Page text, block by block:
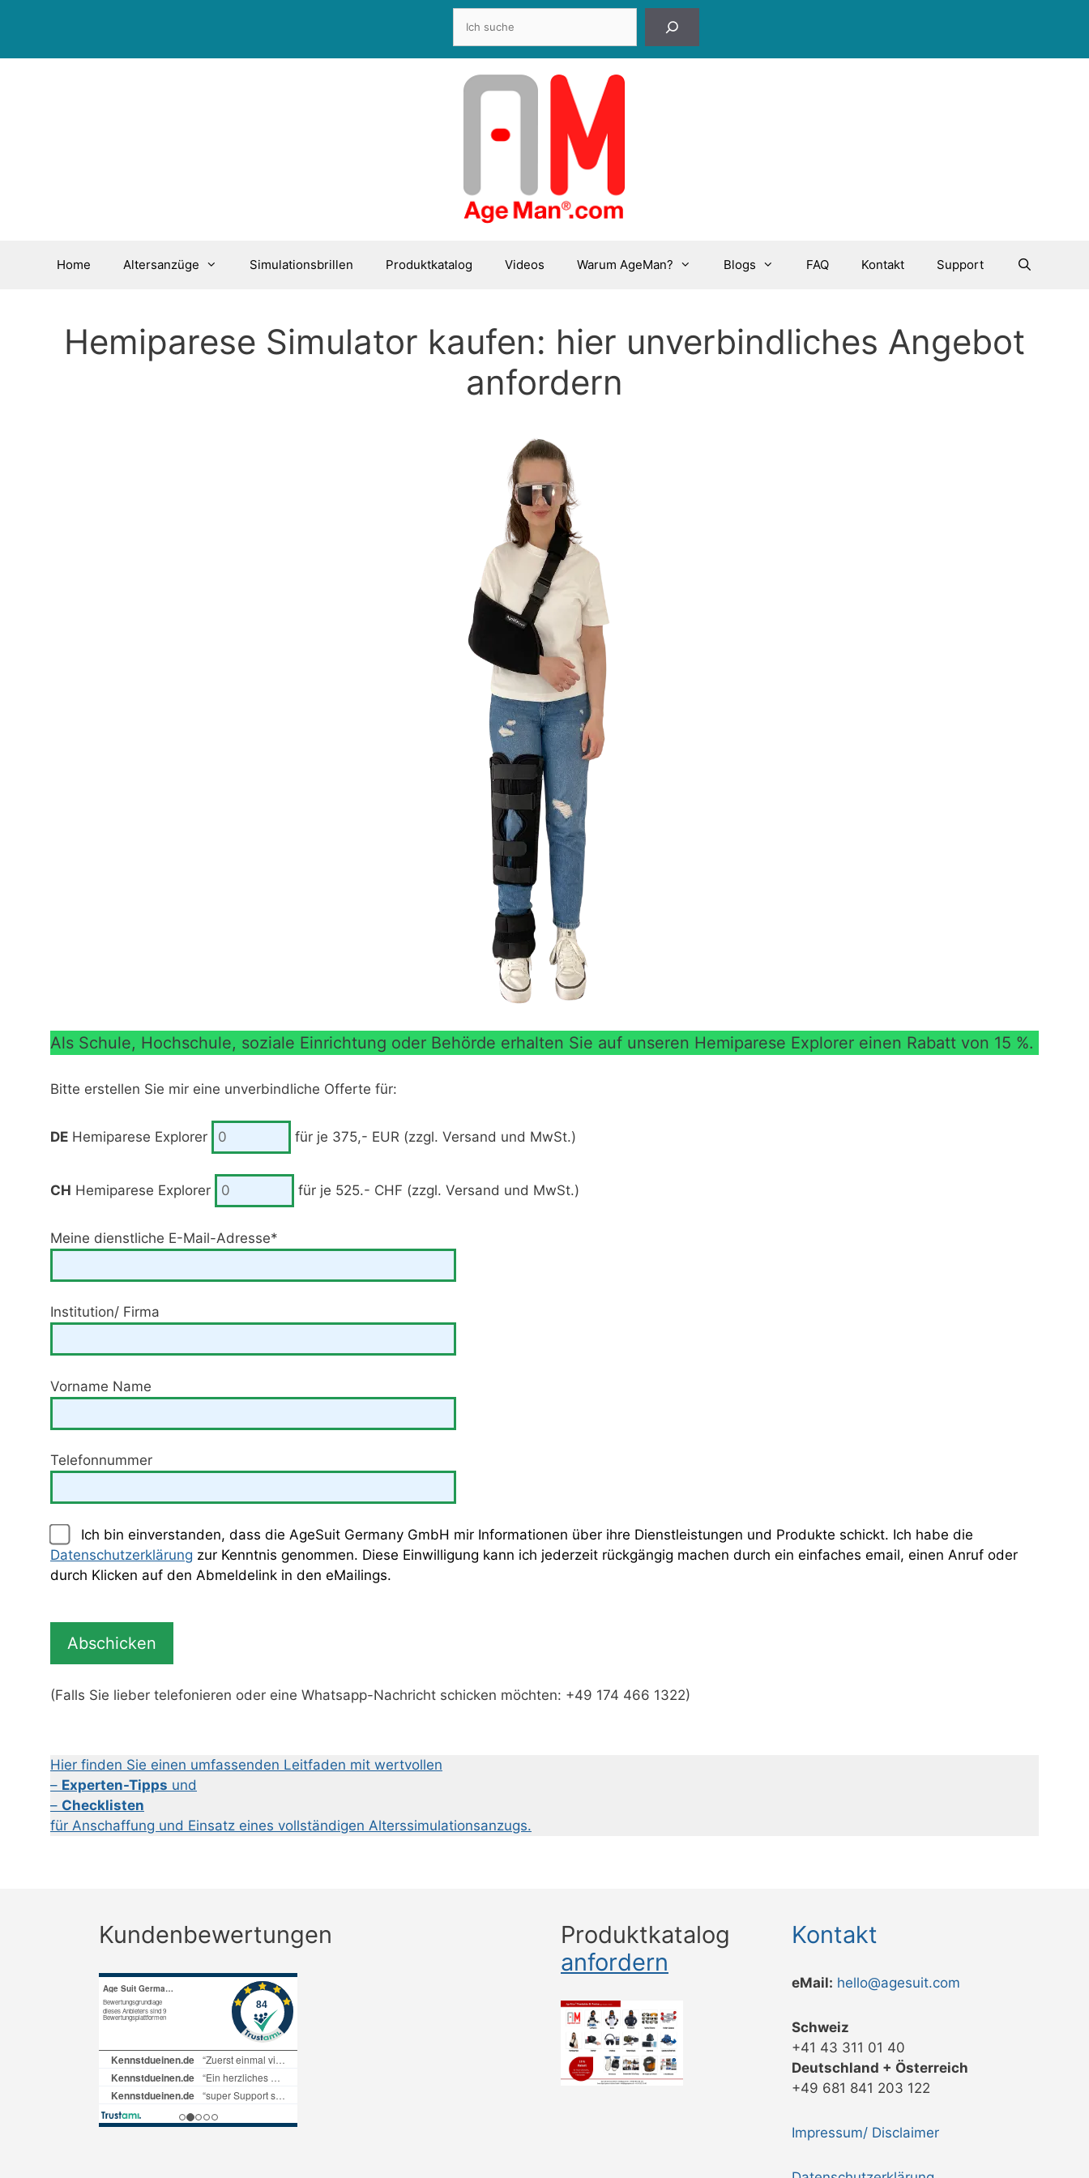
Home Altersanzüge Simulationsbrillen Produktkatalog Videos Warum AgeMan? Blogs FAQ Kontakt Support
Hemiparese Simulator kaufen: hier unverbindliches Angebot
anfordern
Als Schule, Hochschule, soziale Einrichtung oder Behörde erhalten Sie auf unseren Hemiparese Explorer einen Rabatt von 15 %.
Bitte erstellen Sie mir eine unverbindliche Offerte für:
DE Hemiparese Explorer für je 375,- EUR (zzgl. Versand und MwSt.)
CH Hemiparese Explorer für je 525.- CHF (zzgl. Versand und MwSt.)
Meine dienstliche E-Mail-Adresse*
Institution/ Firma
Vorname Name
Telefonnummer
Ich bin einverstanden, dass die AgeSuit Germany GmbH mir Informationen über ihre Dienstleistungen und Produkte schickt. Ich habe die
Datenschutzerklärung zur Kenntnis genommen. Diese Einwilligung kann ich jederzeit rückgängig machen durch ein einfaches email, einen Anruf oder
durch Klicken auf den Abmeldelink in den eMailings.
(Falls Sie lieber telefonieren oder eine Whatsapp-Nachricht schicken möchten: +49 174 466 1322)
Hier finden Sie einen umfassenden Leitfaden mit wertvollen
– Experten-Tipps und
– Checklisten
für Anschaffung und Einsatz eines vollständigen Alterssimulationsanzugs.
Kundenbewertungen
Produktkatalog
anfordern
Kontakt
eMail: hello@agesuit.com
Schweiz
+41 43 311 01 40
Deutschland + Österreich
+49 681 841 203 122
Impressum/ Disclaimer